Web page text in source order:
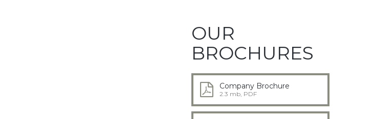
OUR
BROCHURES
Company Brochure
2.3 mb, PDF